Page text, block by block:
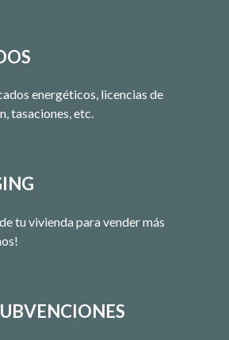
energéticos, licencias de
tasaciones, etc.
tu vivienda para vender más